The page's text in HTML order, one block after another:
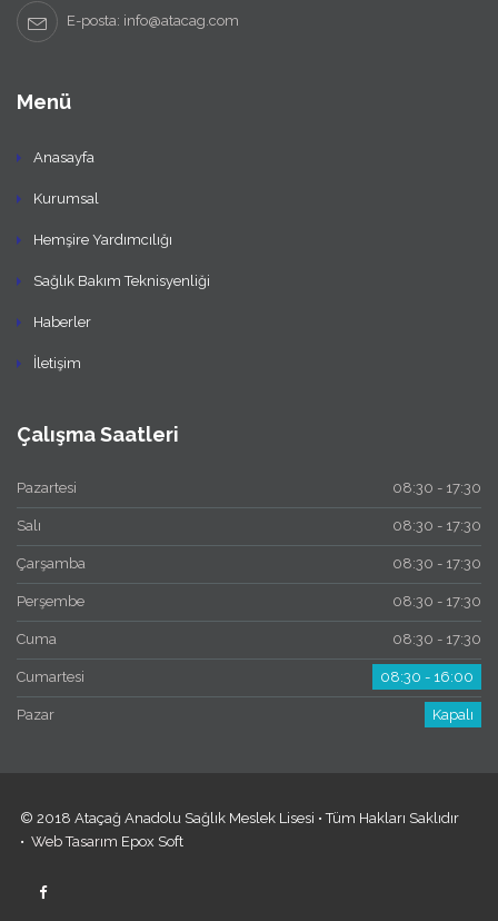
E-posta: info@atacag.com
Menü
Anasayfa
Kurumsal
Hemşire Yardımcılığı
Sağlık Bakım Teknisyenliği
Haberler
İletişim
Çalışma Saatleri
Pazartesi 08:30 - 17:30
Salı 08:30 - 17:30
Çarşamba 08:30 - 17:30
Perşembe 08:30 - 17:30
Cuma 08:30 - 17:30
Cumartesi 08:30 - 16:00
Pazar Kapalı
© 2018 Ataçağ Anadolu Sağlık Meslek Lisesi • Tüm Hakları Saklıdır
• Web Tasarım Epox Soft